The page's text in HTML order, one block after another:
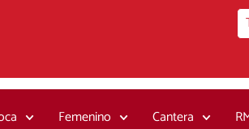
Femenino Cantera